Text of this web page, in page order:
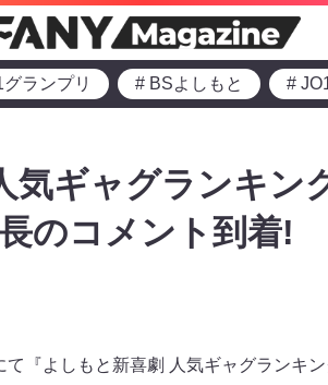
ランプリ # BSよしもと #
気ギャグランキン
のコメント到着!
『よしもと新喜劇 人気ギャグランキ